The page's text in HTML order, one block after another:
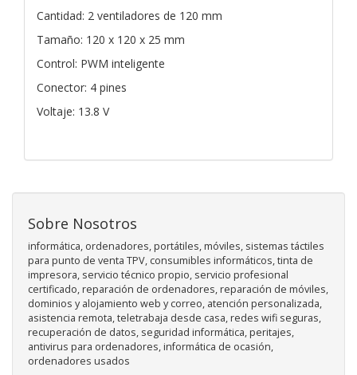
Cantidad: 2 ventiladores de 120 mm
Tamaño: 120 x 120 x 25 mm
Control: PWM inteligente
Conector: 4 pines
Voltaje: 13.8 V
Sobre Nosotros
informática, ordenadores, portátiles, móviles, sistemas táctiles
para punto de venta TPV, consumibles informáticos, tinta de
impresora, servicio técnico propio, servicio profesional
certificado, reparación de ordenadores, reparación de móviles,
dominios y alojamiento web y correo, atención personalizada,
asistencia remota, teletrabaja desde casa, redes wifi seguras,
recuperación de datos, seguridad informática, peritajes,
antivirus para ordenadores, informática de ocasión,
ordenadores usados